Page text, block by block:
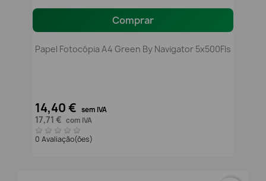
Comprar
Papel Fotocópia A4 Green By Navigator 5x500Fls
14,40 € sem IVA
17,71 € com IVA
0 Avaliação(ões)